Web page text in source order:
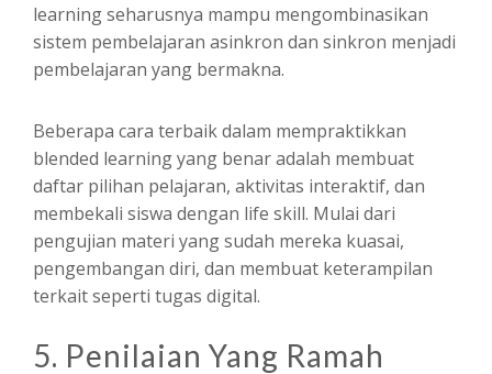
learning seharusnya mampu mengombinasikan
sistem pembelajaran asinkron dan sinkron menjadi
pembelajaran yang bermakna.
Beberapa cara terbaik dalam mempraktikkan
blended learning yang benar adalah membuat
daftar pilihan pelajaran, aktivitas interaktif, dan
membekali siswa dengan life skill. Mulai dari
pengujian materi yang sudah mereka kuasai,
pengembangan diri, dan membuat keterampilan
terkait seperti tugas digital.
5. Penilaian Yang Ramah